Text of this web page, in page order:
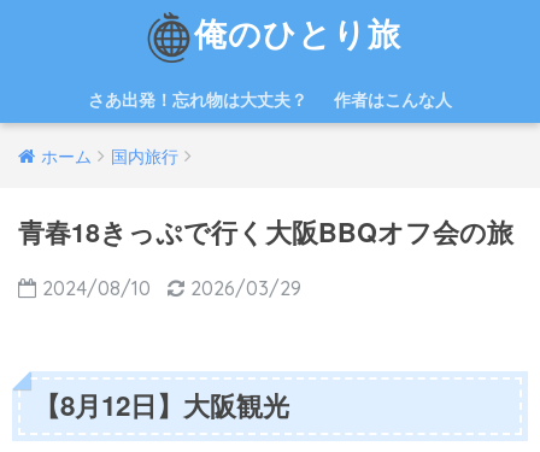
俺のひとり旅
さあ出発！忘れ物は大丈夫？ 作者はこんな人
ホーム 国内旅行
青春18きっぷで行く大阪BBQオフ会の旅
2024/08/10 2026/03/29
【8月12日】大阪観光